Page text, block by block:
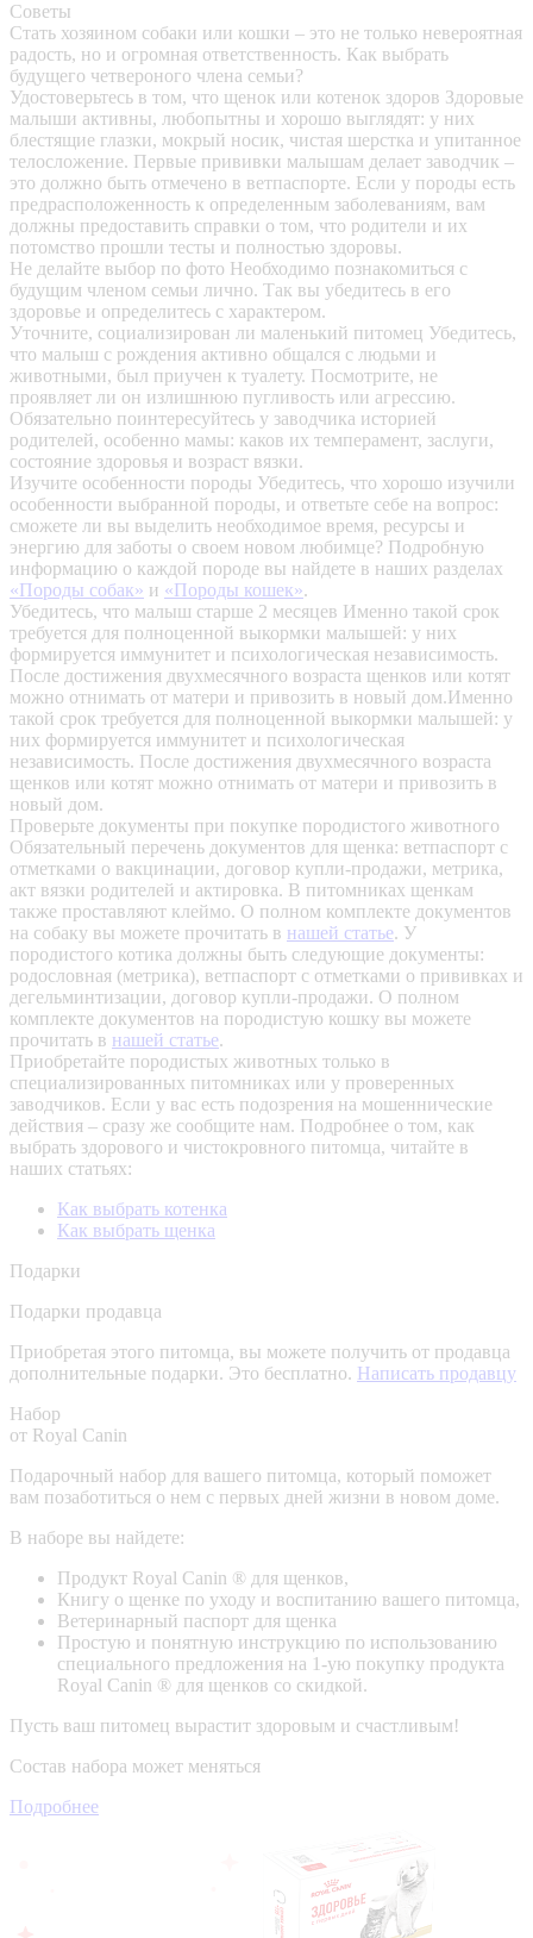
Советы
Стать хозяином собаки или кошки – это не только невероятная
радость, но и огромная ответственность. Как выбрать
будущего четвероного члена семьи?
Удостоверьтесь в том, что щенок или котенок здоров Здоровые
малыши активны, любопытны и хорошо выглядят: у них
блестящие глазки, мокрый носик, чистая шерстка и упитанное
телосложение. Первые прививки малышам делает заводчик –
это должно быть отмечено в ветпаспорте. Если у породы есть
предрасположенность к определенным заболеваниям, вам
должны предоставить справки о том, что родители и их
потомство прошли тесты и полностью здоровы.
Не делайте выбор по фото Необходимо познакомиться с
будущим членом семьи лично. Так вы убедитесь в его
здоровье и определитесь с характером.
Уточните, социализирован ли маленький питомец Убедитесь,
что малыш с рождения активно общался с людьми и
животными, был приучен к туалету. Посмотрите, не
проявляет ли он излишнюю пугливость или агрессию.
Обязательно поинтересуйтесь у заводчика историей
родителей, особенно мамы: каков их темперамент, заслуги,
состояние здоровья и возраст вязки.
Изучите особенности породы Убедитесь, что хорошо изучили
особенности выбранной породы, и ответьте себе на вопрос:
сможете ли вы выделить необходимое время, ресурсы и
энергию для заботы о своем новом любимце? Подробную
информацию о каждой породе вы найдете в наших разделах
«Породы собак» и «Породы кошек».
Убедитесь, что малыш старше 2 месяцев Именно такой срок
требуется для полноценной выкормки малышей: у них
формируется иммунитет и психологическая независимость.
После достижения двухмесячного возраста щенков или котят
можно отнимать от матери и привозить в новый дом.Именно
такой срок требуется для полноценной выкормки малышей: у
них формируется иммунитет и психологическая
независимость. После достижения двухмесячного возраста
щенков или котят можно отнимать от матери и привозить в
новый дом.
Проверьте документы при покупке породистого животного
Обязательный перечень документов для щенка: ветпаспорт с
отметками о вакцинации, договор купли-продажи, метрика,
акт вязки родителей и актировка. В питомниках щенкам
также проставляют клеймо. О полном комплекте документов
на собаку вы можете прочитать в нашей статье. У
породистого котика должны быть следующие документы:
родословная (метрика), ветпаспорт с отметками о прививках и
дегельминтизации, договор купли-продажи. О полном
комплекте документов на породистую кошку вы можете
прочитать в нашей статье.
Приобретайте породистых животных только в
специализированных питомниках или у проверенных
заводчиков. Если у вас есть подозрения на мошеннические
действия – сразу же сообщите нам. Подробнее о том, как
выбрать здорового и чистокровного питомца, читайте в
наших статьях:
Как выбрать котенка
Как выбрать щенка
Подарки
Подарки продавца
Приобретая этого питомца, вы можете получить от продавца
дополнительные подарки. Это бесплатно. Написать продавцу
Набор
от Royal Canin
Подарочный набор для вашего питомца, который поможет
вам позаботиться о нем с первых дней жизни в новом доме.
В наборе вы найдете:
Продукт Royal Canin ® для щенков,
Книгу о щенке по уходу и воспитанию вашего питомца,
Ветеринарный паспорт для щенка
Простую и понятную инструкцию по использованию
специального предложения на 1-ую покупку продукта
Royal Canin ® для щенков со скидкой.
Пусть ваш питомец вырастит здоровым и счастливым!
Состав набора может меняться
Подробнее